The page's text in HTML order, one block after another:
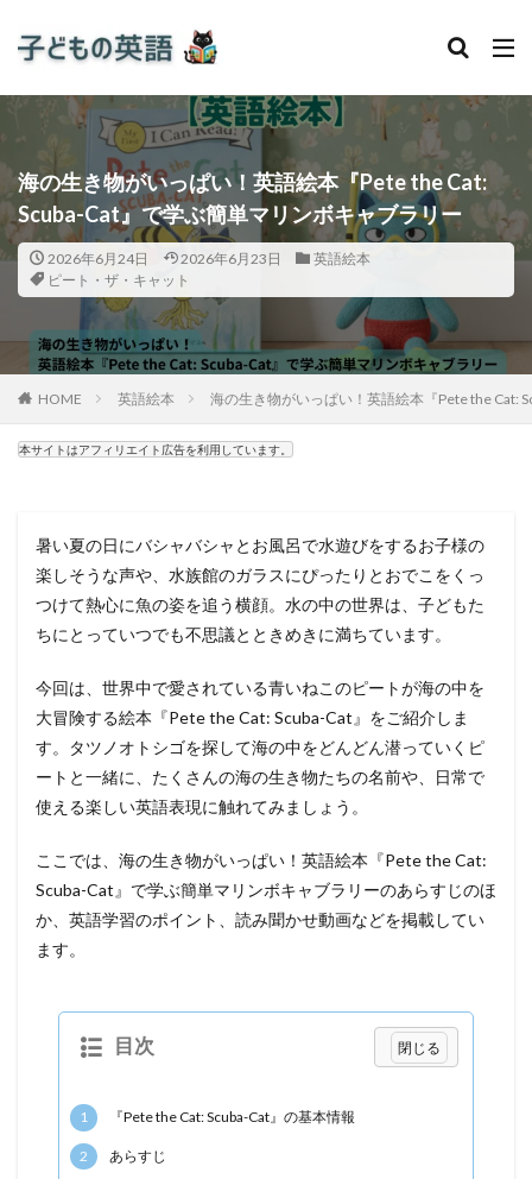
海の生き物がいっぱい！英語絵本『Pete the Cat:
Scuba-Cat』で学ぶ簡単マリンボキャブラリー
2026年6月24日 2026年6月23日
英語絵本
ピート・ザ・キャット
HOME 英語絵本 海の生き物がいっぱい！英語絵本『Pete the Cat:
本サイトはアフィリエイト広告を利用しています。
暑い夏の日にバシャバシャとお風呂で水遊びをするお子様の
楽しそうな声や、水族館のガラスにぴったりとおでこをくっ
つけて熱心に魚の姿を追う横顔。水の中の世界は、子どもた
ちにとっていつでも不思議とときめきに満ちています。
今回は、世界中で愛されている青いねこのピートが海の中を
大冒険する絵本『Pete the Cat: Scuba-Cat』をご紹介しま
す。タツノオトシゴを探して海の中をどんどん潜っていくピ
ートと一緒に、たくさんの海の生き物たちの名前や、日常で
使える楽しい英語表現に触れてみましょう。
ここでは、海の生き物がいっぱい！英語絵本『Pete the Cat:
Scuba-Cat』で学ぶ簡単マリンボキャブラリーのあらすじのほ
か、英語学習のポイント、読み聞かせ動画などを掲載してい
ます。
目次
1 『Pete the Cat: Scuba-Cat』の基本情報
2 あらすじ